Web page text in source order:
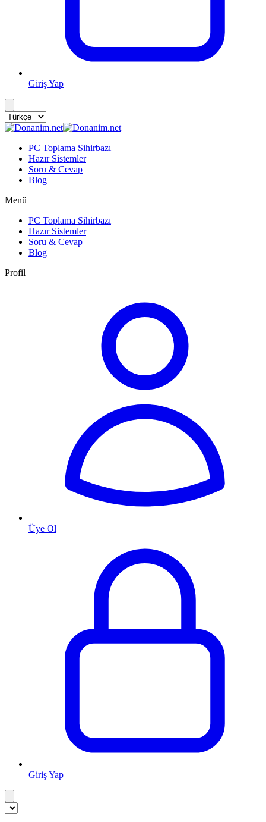
Giriş Yap
PC Toplama Sihirbazı
Hazır Sistemler
Soru & Cevap
Blog
Menü
PC Toplama Sihirbazı
Hazır Sistemler
Soru & Cevap
Blog
Profil
Üye Ol
Giriş Yap